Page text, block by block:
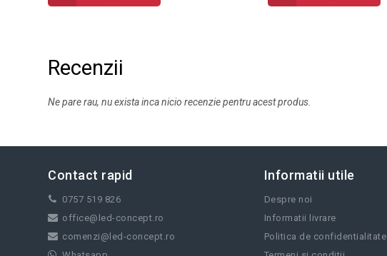
Recenzii
Ne pare rau, nu exista inca nicio recenzie pentru acest produs.
Contact rapid
0757 519 826
office@led-concept.ro
comenzi@led-concept.ro
Informatii utile
Despre noi
Informatii livrare
Politica de confidentialitate